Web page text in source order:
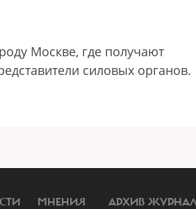
Москве, где получают
силовых органов.
МНЕНИЯ АРХИВ